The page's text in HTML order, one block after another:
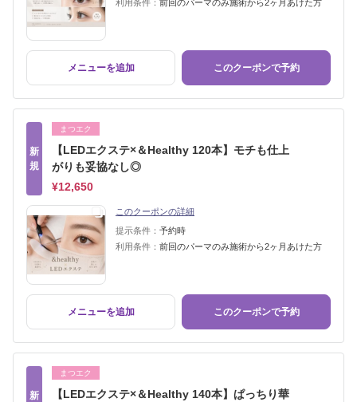
利用条件： 前回のパーマのみ施術から2ヶ月あけた方
メニューを追加 このクーポンで予約
新
規
まつエク
【LEDエクステ×＆Healthy 120本】モチも仕上
がりも妥協なし◎
¥12,650
このクーポンの詳細
提示条件： 予約時
利用条件： 前回のパーマのみ施術から2ヶ月あけた方
メニューを追加 このクーポンで予約
新
まつエク
【LEDエクステ×＆Healthy 140本】ぱっちり華